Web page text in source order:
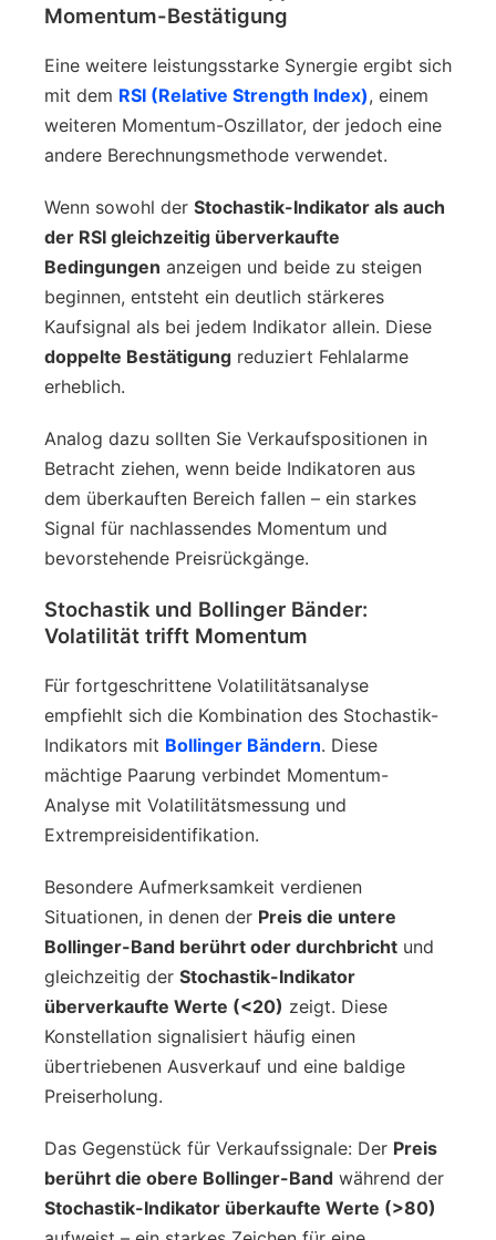
Momentum-Bestätigung
Eine weitere leistungsstarke Synergie ergibt sich
mit dem RSI (Relative Strength Index), einem
weiteren Momentum-Oszillator, der jedoch eine
andere Berechnungsmethode verwendet.
Wenn sowohl der Stochastik-Indikator als auch
der RSI gleichzeitig überverkaufte
Bedingungen anzeigen und beide zu steigen
beginnen, entsteht ein deutlich stärkeres
Kaufsignal als bei jedem Indikator allein. Diese
doppelte Bestätigung reduziert Fehlalarme
erheblich.
Analog dazu sollten Sie Verkaufspositionen in
Betracht ziehen, wenn beide Indikatoren aus
dem überkauften Bereich fallen – ein starkes
Signal für nachlassendes Momentum und
bevorstehende Preisrückgänge.
Stochastik und Bollinger Bänder:
Volatilität trifft Momentum
Für fortgeschrittene Volatilitätsanalyse
empfiehlt sich die Kombination des Stochastik-
Indikators mit Bollinger Bändern. Diese
mächtige Paarung verbindet Momentum-
Analyse mit Volatilitätsmessung und
Extrempreisidentifikation.
Besondere Aufmerksamkeit verdienen
Situationen, in denen der Preis die untere
Bollinger-Band berührt oder durchbricht und
gleichzeitig der Stochastik-Indikator
überverkaufte Werte (<20) zeigt. Diese
Konstellation signalisiert häufig einen
übertriebenen Ausverkauf und eine baldige
Preiserholung.
Das Gegenstück für Verkaufssignale: Der Preis
berührt die obere Bollinger-Band während der
Stochastik-Indikator überkaufte Werte (>80)